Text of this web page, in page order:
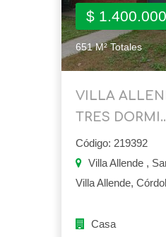
$ 1.400.000
651 M² Totales
VILLA
TRES
Código: 219392
Villa Allende ,
Villa Allende,
Casa